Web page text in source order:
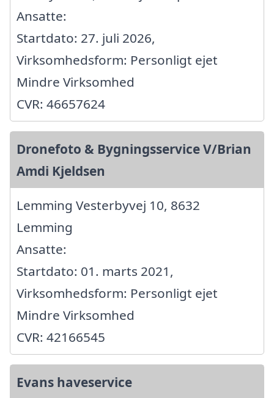
Ansatte:
Startdato: 27. juli 2026,
Virksomhedsform: Personligt ejet
Mindre Virksomhed
CVR: 46657624
Dronefoto & Bygningsservice V/Brian
Amdi Kjeldsen
Lemming Vesterbyvej 10, 8632
Lemming
Ansatte:
Startdato: 01. marts 2021,
Virksomhedsform: Personligt ejet
Mindre Virksomhed
CVR: 42166545
Evans haveservice